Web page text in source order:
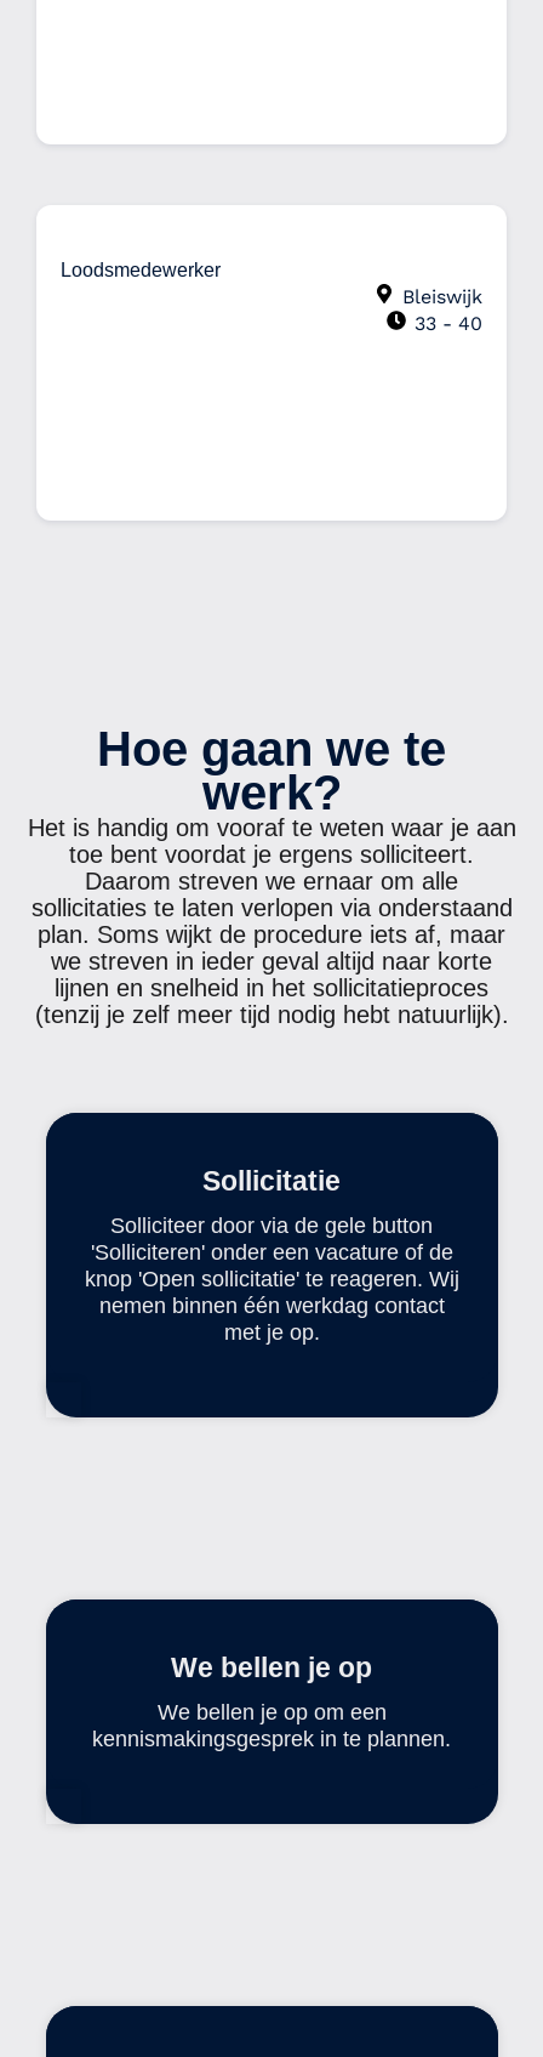
Loodsmedewerker
Bleiswijk
33 - 40
Hoe gaan we te
werk?
Het is handig om vooraf te weten waar je aan
toe bent voordat je ergens solliciteert.
Daarom streven we ernaar om alle
sollicitaties te laten verlopen via onderstaand
plan. Soms wijkt de procedure iets af, maar
we streven in ieder geval altijd naar korte
lijnen en snelheid in het sollicitatieproces
(tenzij je zelf meer tijd nodig hebt natuurlijk).
Sollicitatie
Solliciteer door via de gele button
'Solliciteren' onder een vacature of de
knop 'Open sollicitatie' te reageren. Wij
nemen binnen één werkdag contact
met je op.
We bellen je op
We bellen je op om een
kennismakingsgesprek in te plannen.